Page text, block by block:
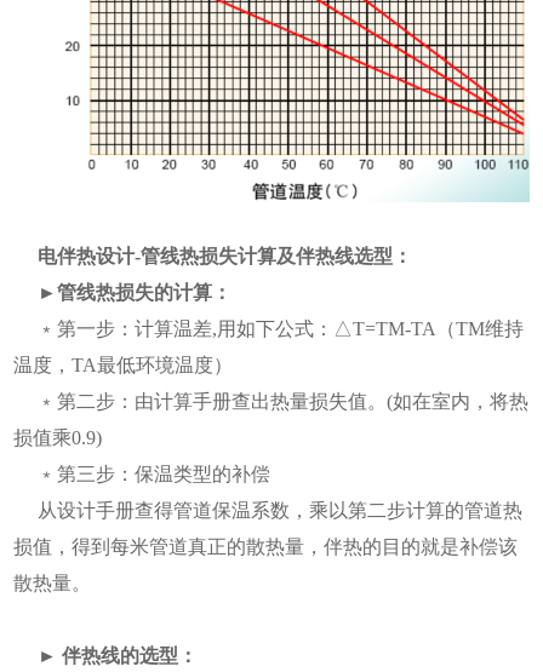
电伴热设计-管线热损失计算及伴热线选型：
►管线热损失的计算：
﹡第一步：计算温差,用如下公式：△T=TM-TA（TM维持
温度，TA最低环境温度）
﹡第二步：由计算手册查出热量损失值。(如在室内，将热
损值乘0.9)
﹡第三步：保温类型的补偿
从设计手册查得管道保温系数，乘以第二步计算的管道热
损值，得到每米管道真正的散热量，伴热的目的就是补偿该
散热量。
► 伴热线的选型：